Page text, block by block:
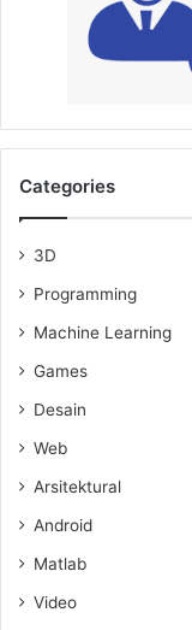
Categories
3D
Programming
Machine Learning
Games
Desain
Web
Arsitektural
Android
Matlab
Video